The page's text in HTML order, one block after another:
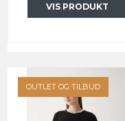
VIS PRODUKT
OUTLET OG TILBUD